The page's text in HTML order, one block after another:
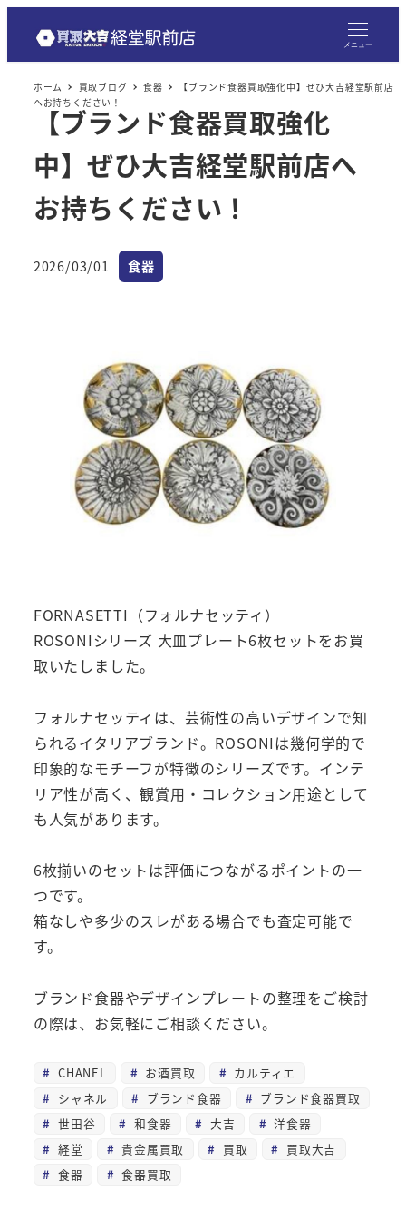
メニュー
ホーム 買取ブログ 食器
【ブランド食器買取強化中】ぜひ大吉経堂駅前店
へお持ちください！
【ブランド食器買取強化
中】ぜひ大吉経堂駅前店へ
お持ちください！
投稿日
2026/03/01 カテゴリー
食器
FORNASETTI（フォルナセッティ）
ROSONIシリーズ 大皿プレート6枚セットをお買
取いたしました。
フォルナセッティは、芸術性の高いデザインで知
られるイタリアブランド。ROSONIは幾何学的で
印象的なモチーフが特徴のシリーズです。インテ
リア性が高く、観賞用・コレクション用途として
も人気があります。
6枚揃いのセットは評価につながるポイントの一
つです。
箱なしや多少のスレがある場合でも査定可能で
す。
ブランド食器やデザインプレートの整理をご検討
の際は、お気軽にご相談ください。
CHANEL お酒買取
カルティエ
シャネル
ブランド食器
ブランド食器買取
世田谷
和食器 大吉
洋食器
経堂
貴金属買取 買取
買取大吉
食器
食器買取